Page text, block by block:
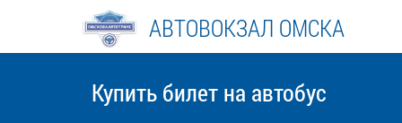
АВТОВОКЗАЛ ОМСКА
Купить билет на автобус